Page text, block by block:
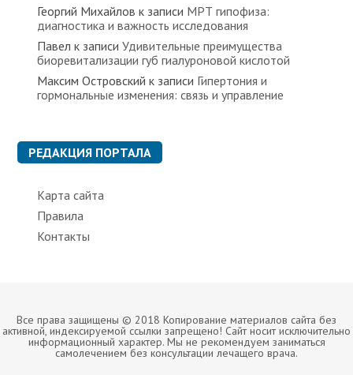
Георгий Михайлов к записи МРТ гипофиза:
диагностика и важность исследования
Павел к записиУдивительные преимущества
биоревитализации губ гиалуроновой кислотой
Максим Островский к записи Гипертония и
гормональные изменения: связь и управление
РЕДАКЦИЯ ПОРТАЛА
Карта сайта
Правила
Контакты
Все права защищены © 2018 Копирование материалов сайта без
активной, индексируемой ссылки запрещено! Сайт носит исключительно
информационный характер. Мы не рекомендуем заниматься
самолечением без консультации лечащего врача.